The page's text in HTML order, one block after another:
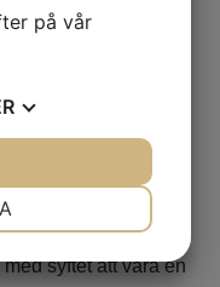
syftet att vara en
på vår
STATISTIK